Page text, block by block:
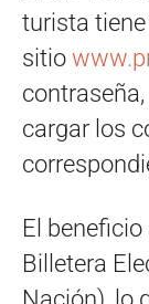
turista tiene
sitio
cargar los
El
Billetera